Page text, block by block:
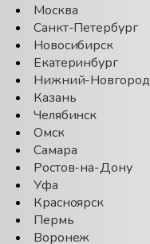
Москва
Санкт-Петербург
Новосибирск
Екатеринбург
Нижний-Новгород
Казань
Челябинск
Омск
Самара
Ростов-на-Дону
Уфа
Красноярск
Пермь
Воронеж